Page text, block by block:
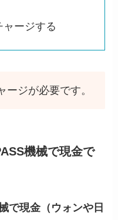
ャージする
ージが必要です。
機械で現金で
で現金（ウォンや日